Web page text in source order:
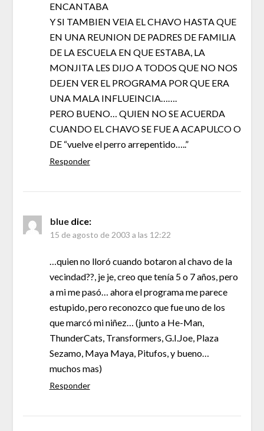
ENCANTABA
Y SI TAMBIEN VEIA EL CHAVO HASTA QUE
EN UNA REUNION DE PADRES DE FAMILIA
DE LA ESCUELA EN QUE ESTABA, LA
MONJITA LES DIJO A TODOS QUE NO NOS
DEJEN VER EL PROGRAMA POR QUE ERA
UNA MALA INFLUEINCIA…….
PERO BUENO… QUIEN NO SE ACUERDA
CUANDO EL CHAVO SE FUE A ACAPULCO O
DE “vuelve el perro arrepentido…..”
Responder
blue dice:
15 de agosto de 2003 a las 12:22
…quien no lloró cuando botaron al chavo de la
vecindad??, je je, creo que tenía 5 o 7 años, pero
a mi me pasó… ahora el programa me parece
estupido, pero reconozco que fue uno de los
que marcó mi niñez… (junto a He-Man,
ThunderCats, Transformers, G.I.Joe, Plaza
Sezamo, Maya Maya, Pitufos, y bueno…
muchos mas)
Responder